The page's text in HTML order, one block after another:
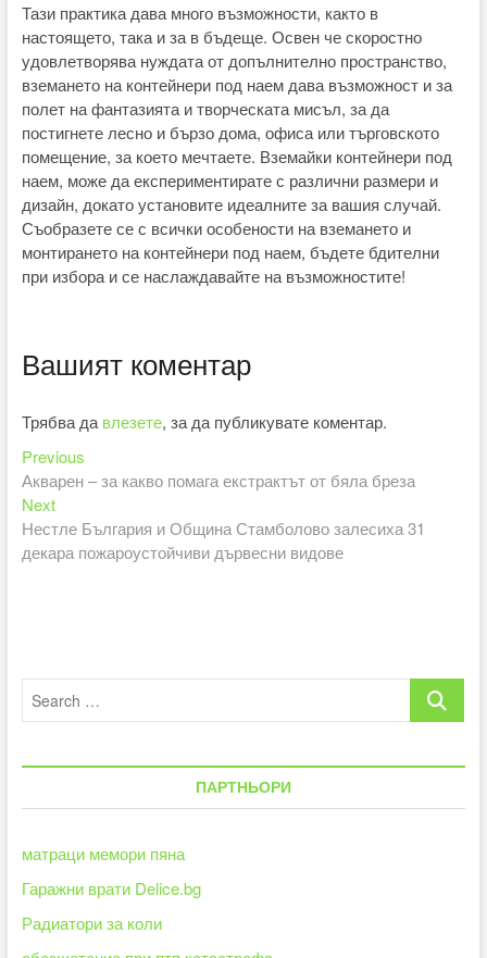
Тази практика дава много възможности, както в
настоящето, така и за в бъдеще. Освен че скоростно
удовлетворява нуждата от допълнително пространство,
вземането на контейнери под наем дава възможност и за
полет на фантазията и творческата мисъл, за да
постигнете лесно и бързо дома, офиса или търговското
помещение, за което мечтаете. Вземайки контейнери под
наем, може да експериментирате с различни размери и
дизайн, докато установите идеалните за вашия случай.
Съобразете се с всички особености на вземането и
монтирането на контейнери под наем, бъдете бдителни
при избора и се наслаждавайте на възможностите!
Вашият коментар
Трябва да влезете, за да публикувате коментар.
Навигация
PreviousPrevious
post:
Акварен – за какво помага екстрактът от бяла бреза
NextNext
post:
Нестле България и Община Стамболово залесиха 31
декара пожароустойчиви дървесни видове
Search
ПАРТНЬОРИ
матраци мемори пяна
Гаражни врати Delice.bg
Радиатори за коли